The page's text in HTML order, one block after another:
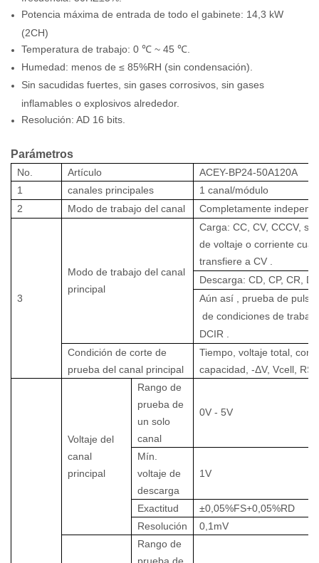
Potencia máxima de entrada de todo el gabinete: 14,3 kW
(2CH)
Temperatura de trabajo: 0 ℃ ~ 45 ℃.
Humedad: menos de ≤ 85%RH (sin condensación).
Sin sacudidas fuertes, sin gases corrosivos, sin gases
inflamables o explosivos alrededor.
Resolución: AD 16 bits.
Parámetros
No. Artículo
ACEY-BP24-50A120A
1
canales principales 1 canal/módulo
2
Modo de trabajo del canal Completamente
3
Modo de trabajo del canal
principal
Carga: CC, CV, CCCV,
de voltaje o corriente
transfiere a CV .
Descarga: CD, CP, CR,
Aún así , prueba de
de condiciones de trabajo
DCIR .
Condición de corte de
prueba del canal principal
Tiempo, voltaje total,
capacidad, -ΔV, Vcell,
Voltaje del
canal
principal
Rango de
prueba de
un solo
canal
0V - 5V
Mín.
voltaje de
descarga
1V
Exactitud
±0,05%FS+0,05%RD
Resolución
0,1mV
Rango de